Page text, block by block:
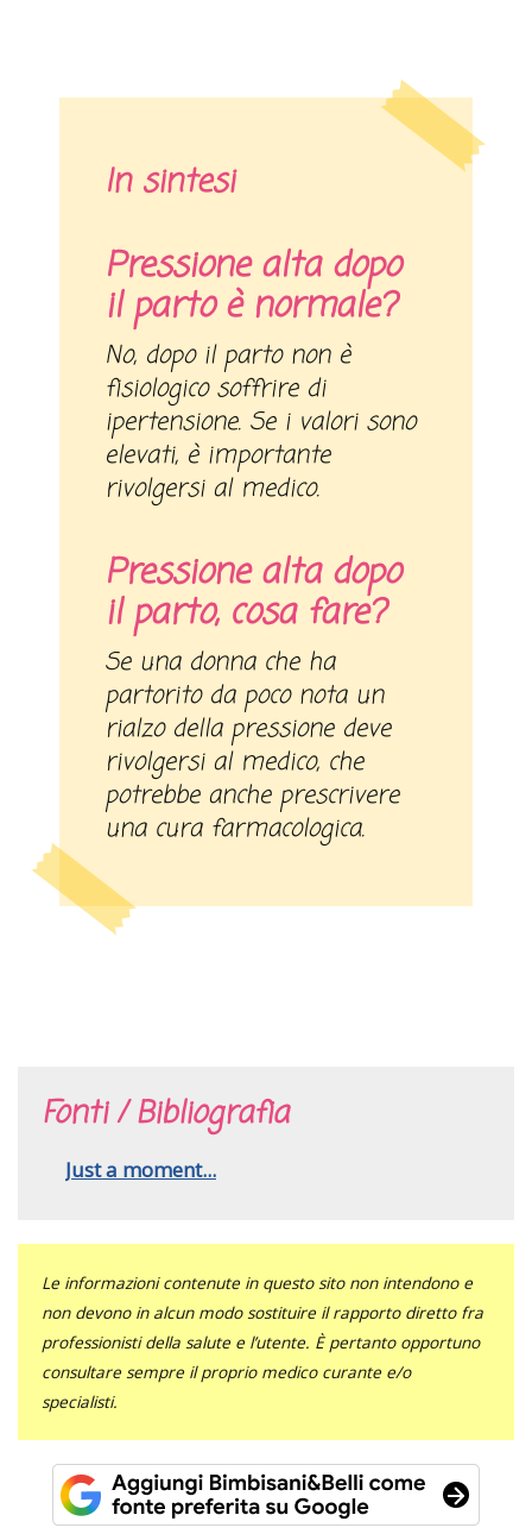
In sintesi
Pressione alta dopo
il parto è normale?
No, dopo il parto non è
fisiologico soffrire di
ipertensione. Se i valori sono
elevati, è importante
rivolgersi al medico.
Pressione alta dopo
il parto, cosa fare?
Se una donna che ha
partorito da poco nota un
rialzo della pressione deve
rivolgersi al medico, che
potrebbe anche prescrivere
una cura farmacologica.
Fonti / Bibliografia
Just a moment...
Le informazioni contenute in questo sito non intendono e
non devono in alcun modo sostituire il rapporto diretto fra
professionisti della salute e l’utente. È pertanto opportuno
consultare sempre il proprio medico curante e/o
specialisti.